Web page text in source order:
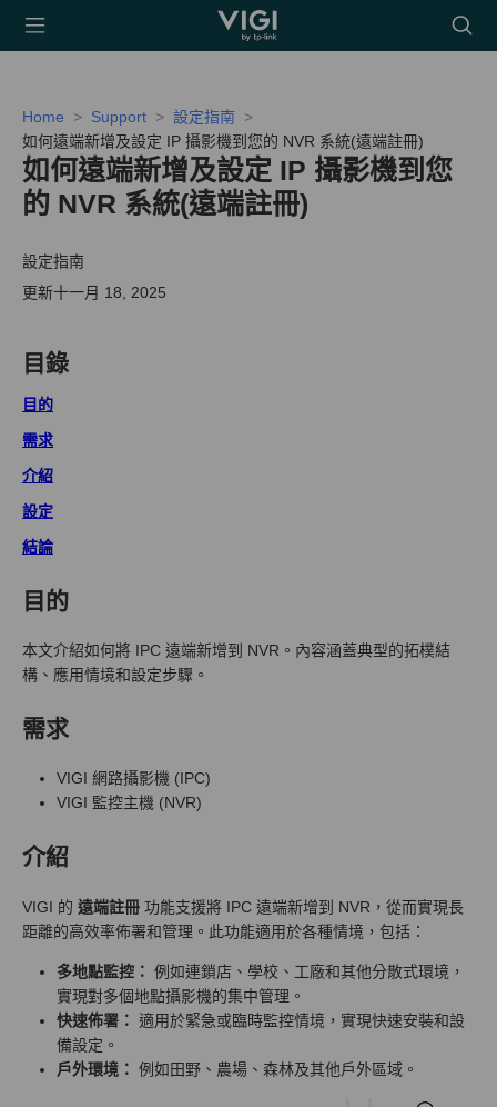
TP-Link, Reliably
搜
尋
Home
Support
設定指南
如何遠端新增及設定 IP 攝影機到您的 NVR 系統(遠端註冊)
如何遠端新增及設定 IP 攝影機到您
的 NVR 系統(遠端註冊)
設定指南
更新十一月 18, 2025
目錄
目的
需求
介紹
設定
結論
目的
本文介紹如何將 IPC 遠端新增到 NVR。內容涵蓋典型的拓樸結
構、應用情境和設定步驟。
需求
VIGI 網路攝影機 (IPC)
VIGI 監控主機 (NVR)
介紹
VIGI 的 遠端註冊 功能支援將 IPC 遠端新增到 NVR，從而實現長
距離的高效率佈署和管理。此功能適用於各種情境，包括：
多地點監控： 例如連鎖店、學校、工廠和其他分散式環境，
實現對多個地點攝影機的集中管理。
快速佈署： 適用於緊急或臨時監控情境，實現快速安裝和設
備設定。
戶外環境： 例如田野、農場、森林及其他戶外區域。